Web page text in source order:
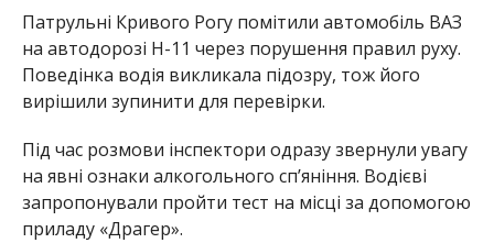
Патрульні Кривого Рогу помітили автомобіль ВАЗ
на автодорозі Н-11 через порушення правил руху.
Поведінка водія викликала підозру, тож його
вирішили зупинити для перевірки.
Під час розмови інспектори одразу звернули увагу
на явні ознаки алкогольного сп’яніння. Водієві
запропонували пройти тест на місці за допомогою
приладу «Драгер».